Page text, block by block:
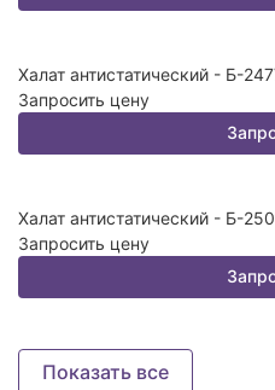
Халат антистатический - Б-
Запросить цену
Халат антистатический - Б-250
Запросить цену
Показать все